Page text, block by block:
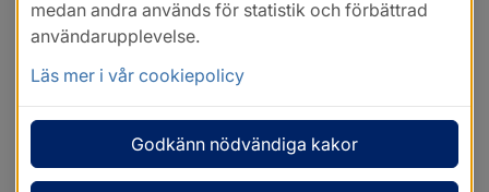
medan andra används för statistik och förbättrad
användarupplevelse.
Läs mer i vår cookiepolicy
Godkänn nödvändiga kakor